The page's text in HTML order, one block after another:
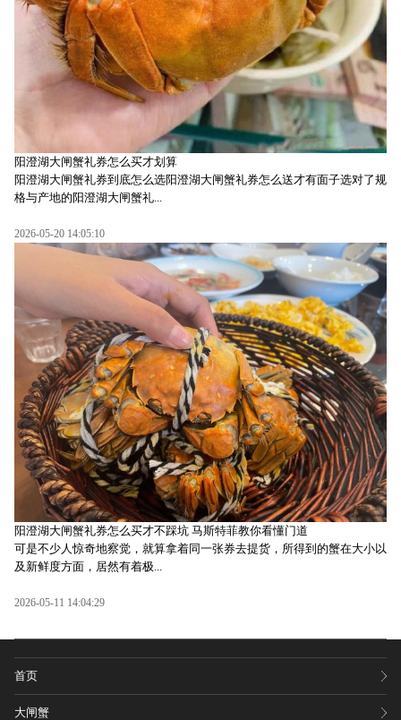
阳澄湖大闸蟹礼券怎么买才划算
阳澄湖大闸蟹礼券到底怎么选阳澄湖大闸蟹礼券怎么送才有面子选对了规
格与产地的阳澄湖大闸蟹礼...
2026-05-20 14:05:10
阳澄湖大闸蟹礼券怎么买才不踩坑 马斯特菲教你看懂门道
可是不少人惊奇地察觉，就算拿着同一张券去提货，所得到的蟹在大小以
及新鲜度方面，居然有着极...
2026-05-11 14:04:29
首页
大闸蟹